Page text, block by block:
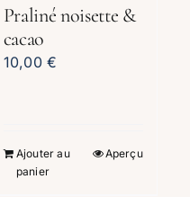
Praliné noisette &
cacao
10,00€
Ajouter au
panier
Aperçu